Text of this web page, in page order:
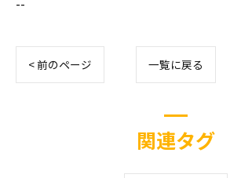
< 前のページ 一覧に戻る
関連タグ